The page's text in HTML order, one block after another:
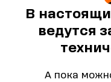
В
ведутся
А пока